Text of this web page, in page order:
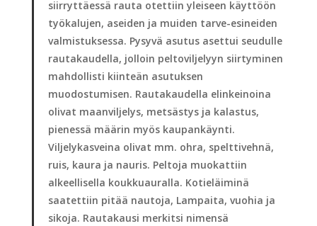
siirryttäessä rauta otettiin yleiseen käyttöön
työkalujen, aseiden ja muiden tarve-esineiden
valmistuksessa. Pysyvä asutus asettui seudulle
rautakaudella, jolloin peltoviljelyyn siirtyminen
mahdollisti kiinteän asutuksen
muodostumisen. Rautakaudella elinkeinoina
olivat maanviljelys, metsästys ja kalastus,
pienessä määrin myös kaupankäynti.
Viljelykasveina olivat mm. ohra, spelttivehnä,
ruis, kaura ja nauris. Peltoja muokattiin
alkeellisella koukkuauralla. Kotieläiminä
saatettiin pitää nautoja, Lampaita, vuohia ja
sikoja. Rautakausi merkitsi nimensä